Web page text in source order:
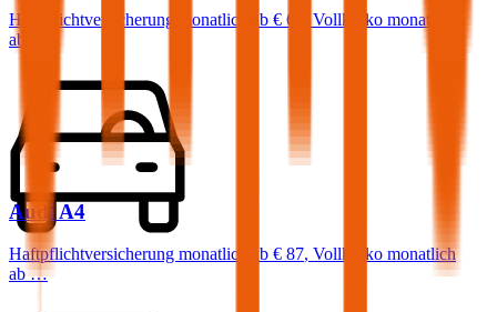
Haftpflichtversicherung monatlich ab € 68
Vollkasko monatlich
ab …
Audi A4
Haftpflichtversicherung monatlich ab € 87, Vollkasko monatlich
ab …